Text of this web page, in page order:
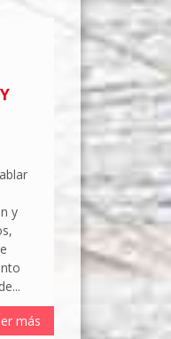
y
más